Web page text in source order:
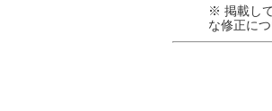
※ 掲載し
な修正に